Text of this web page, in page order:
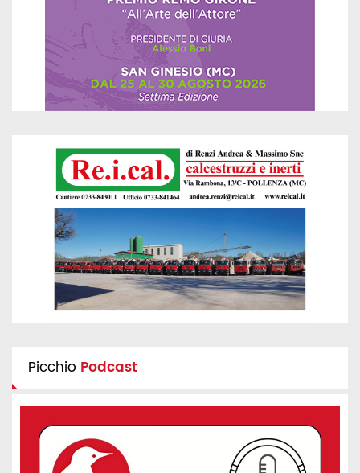
Picchio Podcast